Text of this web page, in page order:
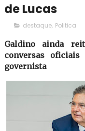
de Lucas
destaque, Politica
Galdino ainda
conversas
governista